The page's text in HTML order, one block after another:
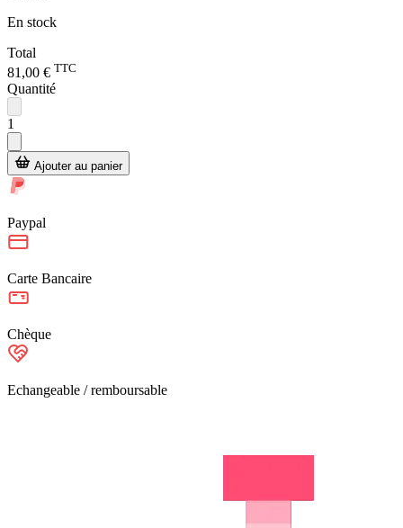
En stock
Total
81,00 € TTC
Quantité
1
Ajouter au panier
Paypal
Carte Bancaire
Chèque
Echangeable / remboursable